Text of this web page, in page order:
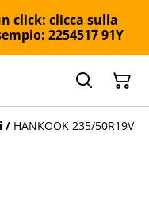
click: clicca sulla
2254517 91Y
/ HANKOOK 235/50R19V